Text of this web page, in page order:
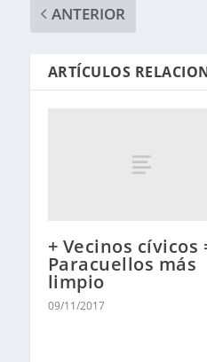
ANTERIOR
ARTÍCULOS
+ Vecinos cívicos
Paracuellos más
limpio
09/11/2017